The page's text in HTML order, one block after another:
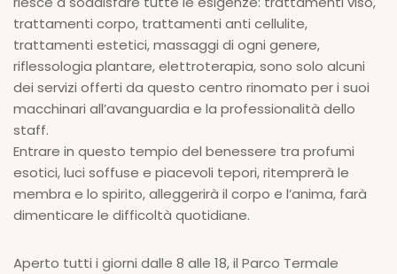
trattamenti corpo, trattamenti anti cellulite,
trattamenti estetici, massaggi di ogni genere,
riflessologia plantare, elettroterapia, sono solo alcuni
dei servizi offerti da questo centro rinomato per i suoi
macchinari all’avanguardia e la professionalità dello
staff.
Entrare in questo tempio del benessere tra profumi
esotici, luci soffuse e piacevoli tepori, ritemprerà le
membra e lo spirito, alleggerirà il corpo e l’anima, farà
dimenticare le difficoltà quotidiane.
Aperto tutti i giorni dalle 8 alle 18, il Parco Termale